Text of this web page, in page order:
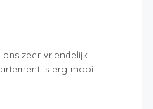
ons zeer vriendelijk
is erg mooi